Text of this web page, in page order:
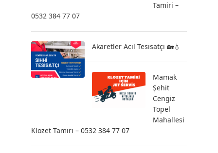
Tamiri –
0532 384 77 07
Akaretler Acil Tesisatçı 🏡💧
Mamak
Şehit
Cengiz
Topel
Mahallesi
Klozet Tamiri – 0532 384 77 07